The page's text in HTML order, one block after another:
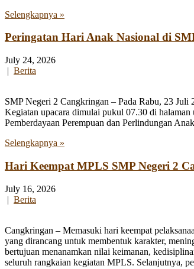
Selengkapnya »
Peringatan Hari Anak Nasional di
July 24, 2026
| Berita
SMP Negeri 2 Cangkringan – Pada Rabu, 23 Juli
Kegiatan upacara dimulai pukul 07.30 di
Pemberdayaan Perempuan dan Perlindungan
Selengkapnya »
Hari Keempat MPLS SMP Negeri 2
July 16, 2026
| Berita
Cangkringan – Memasuki hari keempat
yang dirancang untuk membentuk karakter,
bertujuan menanamkan nilai keimanan,
seluruh rangkaian kegiatan MPLS. Selanjutnya,